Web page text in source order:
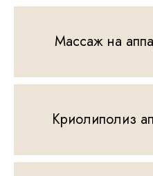
Массаж на
Криолиполиз